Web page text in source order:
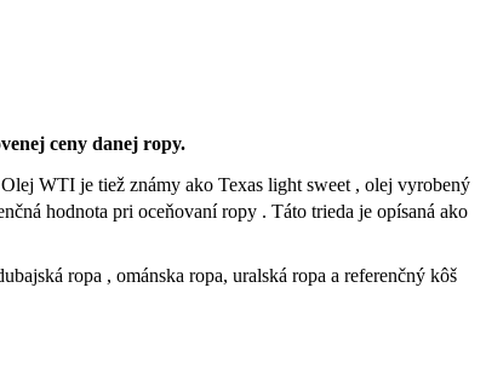
ceny danej ropy.
WTI je tiež známy ako Texas light sweet , olej vyrobený
hodnota pri oceňovaní ropy . Táto trieda je opísaná ako
ropa , ománska ropa, uralská ropa a referenčný kôš